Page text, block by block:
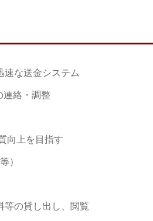
な送金システム
連絡・調整
向上を目指す
）
等の貸し出し、閲覧